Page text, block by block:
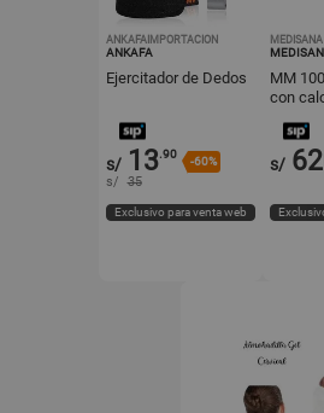
ANKAFAIMPORTACION
ANKAFA
Ejercitador de Dedos
s/ 13.90
-60%
s/ 35
Exclusivo para venta web
MEDISANA
MM
con
s/